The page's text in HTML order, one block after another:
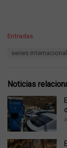
C
o
r
i
e
s
Entradas
:
series
Noticias